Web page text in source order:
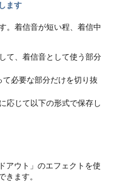
ます
。着信音が短い程、着信中
て、着信音として使う部分
必要な部分だけを切り抜
応じて以下の形式で保存し
アウト」のエフェクトを使
きます。